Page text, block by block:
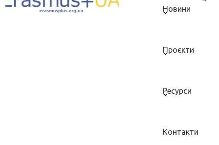
Новини
Проєкти
Ресурси
Контакти